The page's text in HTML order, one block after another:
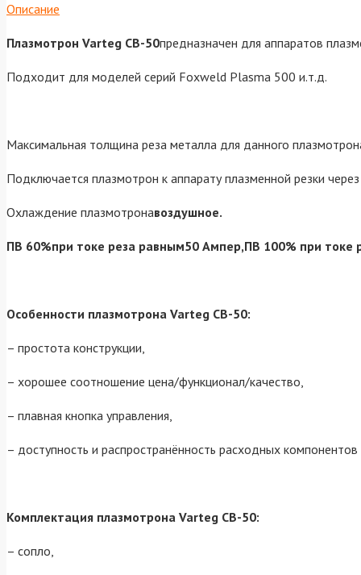
Описание
Плазмотрон Varteg СВ-50предназначен для аппаратов
Подходит для моделей серий Foxweld Plasma 500 и.т.д.
Максимальная толщина реза металла для данного
Подключается плазмотрон к аппарату плазменной резки
Охлаждение плазмотронавоздушное.
ПВ 60%при токе реза равным50 Ампер,ПВ 100% при токе
Особенности плазмотрона Varteg СВ-50:
– простота конструкции,
– хорошее соотношение цена/функционал/качество,
– плавная кнопка управления,
– доступность и распространённость расходных компонентов
Комплектация плазмотрона Varteg СВ-50:
– сопло,